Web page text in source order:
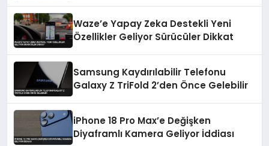
Waze’e Yapay Zeka Destekli Yeni
Özellikler Geliyor Sürücüler Dikkat
Samsung Kaydırılabilir Telefonu
Galaxy Z TriFold 2’den Önce Gelebilir
iPhone 18 Pro Max’e Değişken
Diyaframlı Kamera Geliyor İddiası